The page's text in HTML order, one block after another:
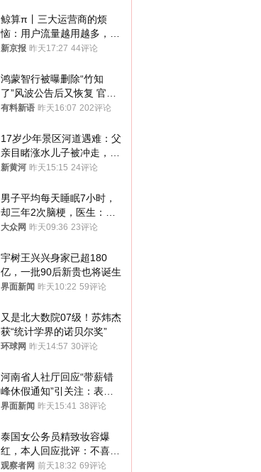
鲸算π丨三大运营商的烦
恼：用户流量越用越多，收
入却越来越少
新京报 昨天17:27 44评论
鸿蒙智行被曝删除“竹知
了”风波公告后又恢复 官媒
曾力挺：劝华为要大度的，
有料新语 昨天16:07 202评论
17岁少年景区河道遇难：父
亲目睹涨水儿子被冲走，当
地排除上游泄洪，家属盼厘
新黄河 昨天15:15 24评论
男子平均每天睡眠7小时，
却三年2次脑梗，医生：这
样睡觉更伤身
大众网 昨天09:36 23评论
宇树王兴兴身家已超180
亿，一批90后新贵也将诞生
界面新闻 昨天10:22 59评论
又是北大数院07级！苏炜杰
获“统计学界的诺贝尔奖”
环球网 昨天14:57 30评论
河南省人社厅回应“带薪错
峰休假通知”引关注：表述
不够准确，待修改后印发
界面新闻 昨天15:41 38评论
泰国女公务员精致妆容爆
红，本人回应批评：不喜欢
就别看
观察者网 前天18:32 69评论